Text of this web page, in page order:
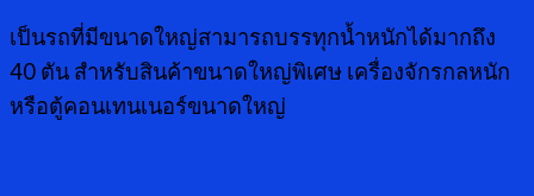
เป็นรถที่มีขนาดใหญ่สามารถบรรทุกน้ำหนักได้มากถึง
40 ตัน สำหรับสินค้าขนาดใหญ่พิเศษ เครื่องจักรกลหนัก
หรือตู้คอนเทนเนอร์ขนาดใหญ่